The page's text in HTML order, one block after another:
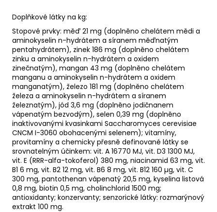
Doplňkové látky na kg:
Stopové prvky: měď 21 mg (doplněno chelátem mědi a
aminokyselin n-hydrátem a síranem měďnatým
pentahydrátem), zinek 186 mg (doplněno chelátem
zinku a aminokyselin n-hydrátem a oxidem
zinečnatým), mangan 43 mg (doplněno chelátem
manganu a aminokyselin n-hydrátem a oxidem
manganatým), železo 181 mg (doplněno chelátem
železa a aminokyselin n-hydrátem a síranem
železnatým), jód 3,6 mg (doplněno jodičnanem
vápenatým bezvodým), selen 0,39 mg (doplněno
inaktivovanými kvasinkami Saccharomyces cerevisiae
CNCM I-3060 obohacenými selenem); vitamíny,
provitamíny a chemicky přesně definované látky se
srovnatelným účinkem: vit. A 16770 MJ, vit. D3 1300 MJ,
vit. E (RRR-alfa-tokoferol) 380 mg, niacinamid 63 mg, vit.
B1 6 mg, vit. B2 12 mg, vit. B6 8 mg, vit. B12 160 µg, vit. C
300 mg, pantothenan vápenatý 20,5 mg, kyselina listová
0,8 mg, biotin 0,5 mg, cholinchlorid 1500 mg;
antioxidanty; konzervanty; senzorické látky: rozmarýnový
extrakt 100 mg.